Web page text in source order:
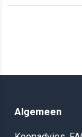
Algemeen